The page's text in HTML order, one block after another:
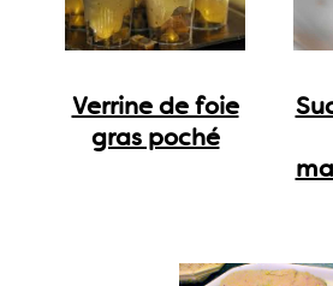
Verrine de foie
gras poché